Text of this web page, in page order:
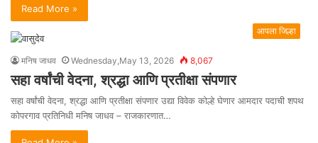
Read More »
आपला जिल्हा
मनिष जाधव Wednesday,May 13, 2026 8,067
सहा वर्षांची वेदना, श्रद्धा आणि प्रतीक्षा संपणार
सहा वर्षांची वेदना, श्रद्धा आणि प्रतीक्षा संपणार उद्या विवेक कोल्हे घेणार आमदार पदाची शपथ
कोपरगाव प्रतिनिधी मनिष जाधव – राजकारणात…